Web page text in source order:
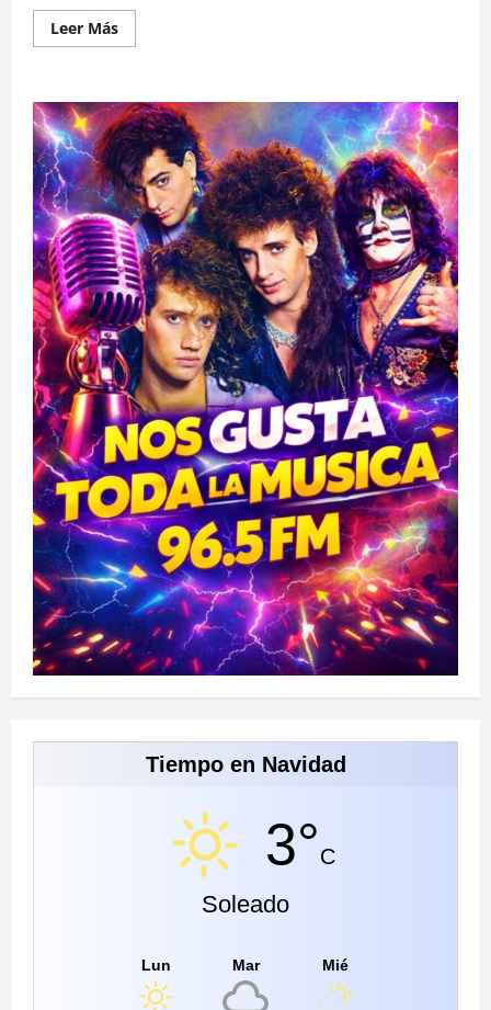
Leer MásLeer
más
olvidó
de
la
cámara:
Carolina
Tohá
insultó
a
concejala
de
Renca
durante
live
de
Instagram
Tiempo en Navidad
3°C
Soleado
Lun Mar Mié